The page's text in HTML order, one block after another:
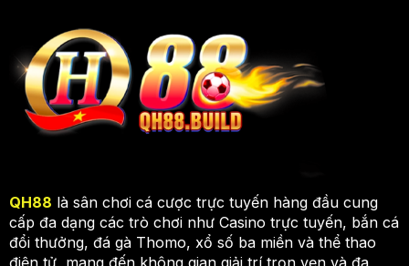
QH88 là sân chơi cá cược trực tuyến hàng đầu cung
cấp đa dạng các trò chơi như Casino trực tuyến, bắn cá
đổi thưởng, đá gà Thomo, xổ số ba miền và thể thao